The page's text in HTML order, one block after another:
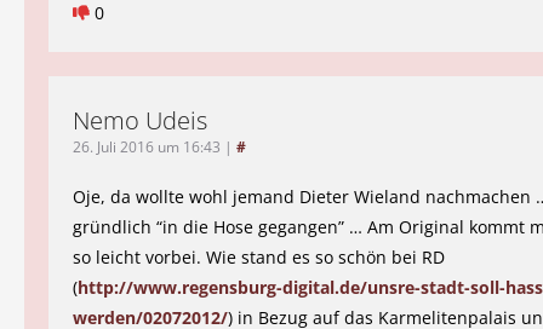
0
Nemo Udeis
26. Juli 2016 um 16:43 | #
Oje, da wollte wohl jemand Dieter Wieland nachmachen
gründlich “in die Hose gegangen” … Am Original kommt
so leicht vorbei. Wie stand es so schön bei RD
(http://www.regensburg-digital.de/unsre-stadt-soll-
werden/02072012/) in Bezug auf das Karmelitenpalais